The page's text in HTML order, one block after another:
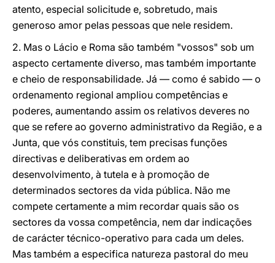
atento, especial solicitude e, sobretudo, mais
generoso amor pelas pessoas que nele residem.
2. Mas o Lácio e Roma são também "vossos" sob um
aspecto certamente diverso, mas também importante
e cheio de responsabilidade. Já — como é sabido — o
ordenamento regional ampliou competências e
poderes, aumentando assim os relativos deveres no
que se refere ao governo administrativo da Região, e a
Junta, que vós constituis, tem precisas funções
directivas e deliberativas em ordem ao
desenvolvimento, à tutela e à promoção de
determinados sectores da vida pública. Não me
compete certamente a mim recordar quais são os
sectores da vossa competência, nem dar indicações
de carácter técnico-operativo para cada um deles.
Mas também a especifica natureza pastoral do meu